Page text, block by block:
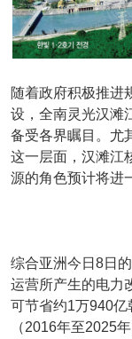
随着政府积极推进
设，全南灵光汉滩
备受各界瞩目。尤
这一层面，汉滩江
源的角色预计将进
综合亚洲今日8日
运营所产生的电力
可节省约1万940
（2016年至2025